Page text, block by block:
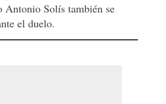
Antonio Solís también se
el duelo.